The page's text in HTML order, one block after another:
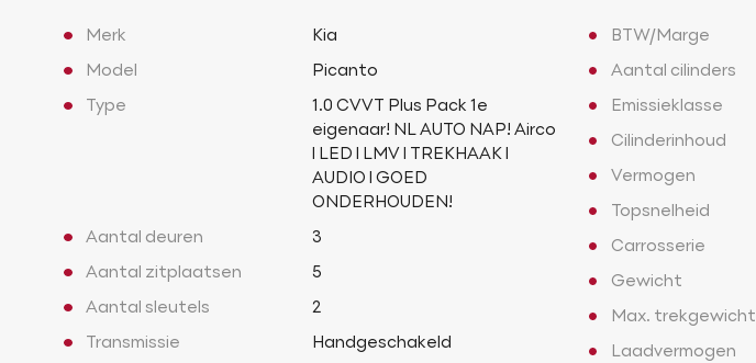
Merk Kia
Model Picanto
Type
1.0 CVVT Plus Pack 1e
eigenaar! NL AUTO NAP! Airco
l LED l LMV l TREKHAAK l
AUDIO l GOED
ONDERHOUDEN!
Aantal deuren 3
Aantal zitplaatsen 5
Aantal sleutels 2
Transmissie Handgeschakeld
BTW/Marge
Aantal cilinders
Emissieklasse
Cilinderinhoud
Vermogen
Topsnelheid
Carrosserie
Gewicht
Max. trekgewicht
Laadvermogen